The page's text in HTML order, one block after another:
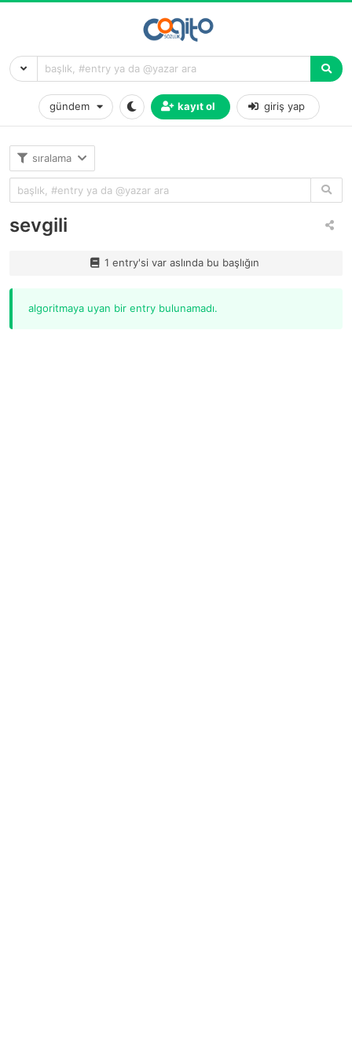
gündem kayıt ol giriş yap
sıralama
sevgili
1 entry'si var aslında bu başlığın
algoritmaya uyan bir entry bulunamadı.